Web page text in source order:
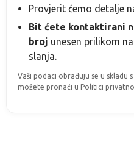
Provjerit ćemo detalje
Bit ćete kontaktirani
broj unesen prilikom
slanja.
Vaši podaci obrađuju se u skladu
možete pronaći u Politici